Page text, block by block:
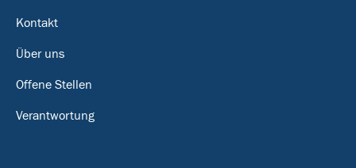
Kontakt
Über uns
Offene Stellen
Verantwortung